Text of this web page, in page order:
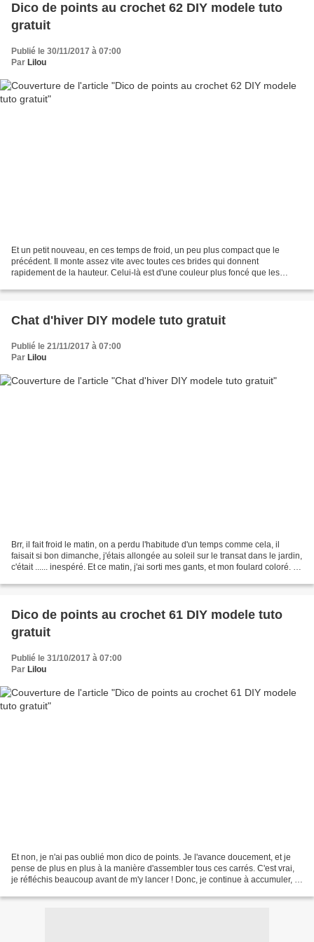
Dico de points au crochet 62 DIY modele tuto
gratuit
Publié le 30/11/2017 à 07:00
Par Lilou
Et un petit nouveau, en ces temps de froid, un peu plus compact que le
précédent. Il monte assez vite avec toutes ces brides qui donnent
rapidement de la hauteur. Celui-là est d'une couleur plus foncé que les
Chat d'hiver DIY modele tuto gratuit
Publié le 21/11/2017 à 07:00
Par Lilou
Brr, il fait froid le matin, on a perdu l'habitude d'un temps comme cela, il
faisait si bon dimanche, j'étais allongée au soleil sur le transat dans le jardin,
c'était ...... inespéré. Et ce matin, j'ai sorti mes gants, et mon foulard coloré. Je
Dico de points au crochet 61 DIY modele tuto
gratuit
Publié le 31/10/2017 à 07:00
Par Lilou
Et non, je n'ai pas oublié mon dico de points. Je l'avance doucement, et je
pense de plus en plus à la manière d'assembler tous ces carrés. C'est vrai,
je réfléchis beaucoup avant de m'y lancer ! Donc, je continue à accumuler, et